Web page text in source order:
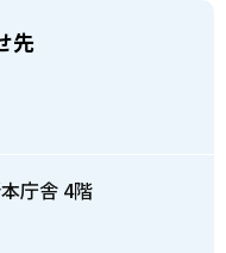
先
庁舎 4階